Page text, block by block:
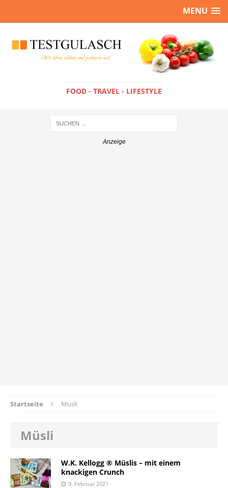
MENU
FOOD - TRAVEL - LIFESTYLE
Startseite Müsli
Müsli
W.K. Kellogg ® Müslis – mit einem
knackigen Crunch
9. Februar 2021